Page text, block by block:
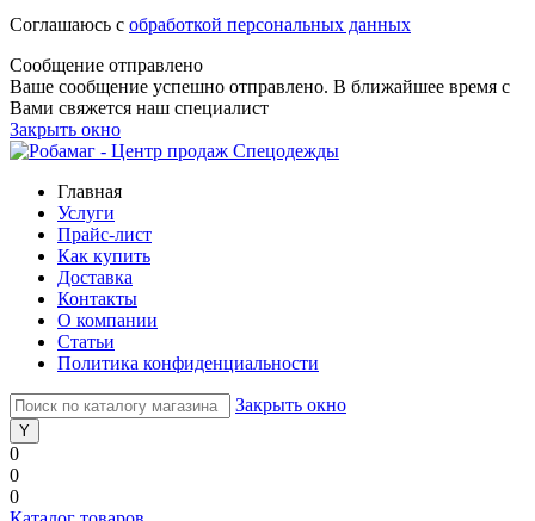
Соглашаюсь с обработкой персональных данных
Сообщение отправлено
Ваше сообщение успешно отправлено. В ближайшее время с
Вами свяжется наш специалист
Закрыть окно
Главная
Услуги
Прайс-лист
Как купить
Доставка
Контакты
О компании
Статьи
Политика конфиденциальности
Закрыть окно
0
0
0